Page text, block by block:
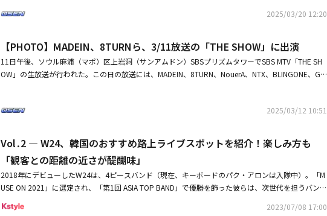
アの取材によるものです。写真にばらつきがございますので、予めご了承ください。・SF9、タイト
アルバム「My Name Is․․․」発売記念ショーケースを開催
2025/03/20 12:20
【PHOTO】MADEIN、8TURNら、3/11放送の「THE SHOW」に出演
11日午後、ソウル麻浦（マポ）区上岩洞（サンアムドン）SBSプリズムタワーでSBS MTV「THE SH
OW」の生放送が行われた。この日の放送には、MADEIN、8TURN、NouerA、NTX、BLINGONE、GE
29日にショーケースライブを開催！日本公式ファンクラブが本日オープン・8TURN、日本ファンに
2025/03/12 10:51
Vol․2 ― W24、韓国のおすすめ路上ライブスポットを紹介！楽しみ方も
「観客との距離の近さが醍醐味」
2018年にデビューしたW24は、4ピースバンド（現在、キーボードのパク・アロンは入隊中）。「M
USE ON 2021」に選定され、「第1回 ASIA TOP BAND」で優勝を飾った彼らは、次世代を担うバンド
ニライブを行い、ファンとの交流を楽しんだ。そんな彼らに、インタビュー後編では楽曲制作の裏側
2023/07/08 17:00